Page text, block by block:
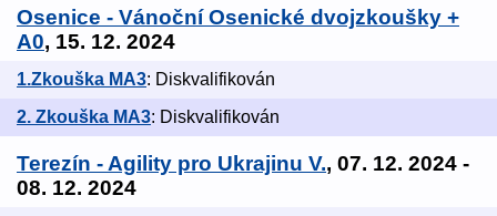
Osenice - Vánoční Osenické dvojzkoušky +
A0, 15. 12. 2024
1.Zkouška MA3: Diskvalifikován
2. Zkouška MA3: Diskvalifikován
Terezín - Agility pro Ukrajinu V., 07. 12. 2024 -
08. 12. 2024